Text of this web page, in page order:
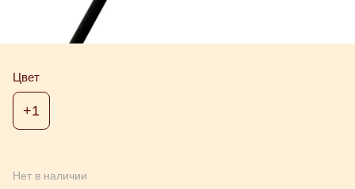
Цвет
+1
Нет в наличии